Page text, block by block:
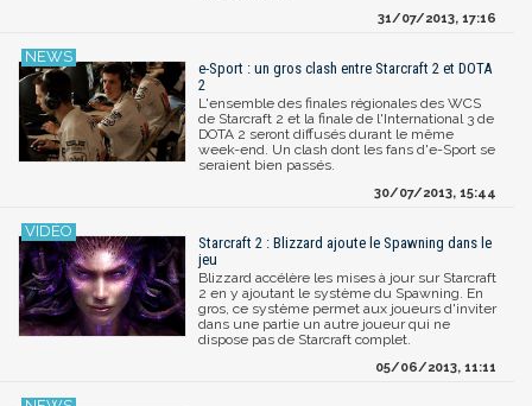
31/07/2013, 17:16
e-Sport : un gros clash entre Starcraft 2 et DOTA
2
L'ensemble des finales régionales des WCS
de Starcraft 2 et la finale de l'International 3 de
DOTA 2 seront diffusés durant le même
week-end. Un clash dont les fans d'e-Sport se
seraient bien passés.
30/07/2013, 15:44
Starcraft 2 : Blizzard ajoute le Spawning dans le
jeu
Blizzard accélère les mises à jour sur Starcraft
2 en y ajoutant le système du Spawning. En
gros, ce système permet aux joueurs d'inviter
dans une partie un autre joueur qui ne
dispose pas de Starcraft complet.
05/06/2013, 11:11